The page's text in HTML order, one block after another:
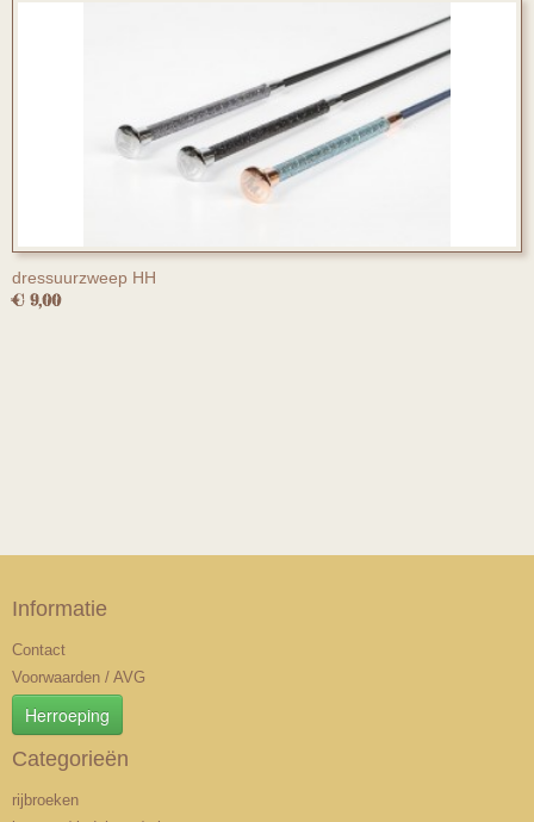
dressuurzweep HH
€ 9,00
Informatie
Contact
Voorwaarden / AVG
Herroeping
Categorieën
rijbroeken